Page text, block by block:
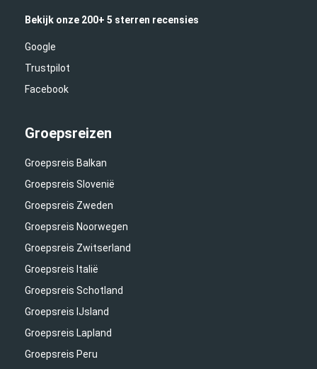
Bekijk onze 200+ 5 sterren recensies
Google
Trustpilot
Facebook
Groepsreizen
Groepsreis Balkan
Groepsreis Slovenië
Groepsreis Zweden
Groepsreis Noorwegen
Groepsreis Zwitserland
Groepsreis Italië
Groepsreis Schotland
Groepsreis IJsland
Groepsreis Lapland
Groepsreis Peru